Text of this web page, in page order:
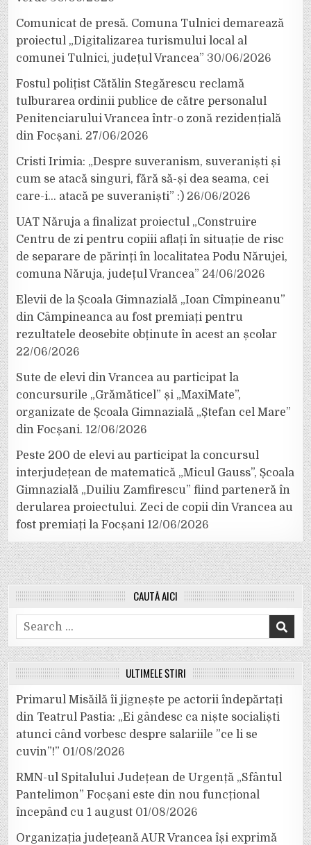
Comunicat de presă. Comuna Tulnici demarează
proiectul „Digitalizarea turismului local al
comunei Tulnici, județul Vrancea” 30/06/2026
Fostul polițist Cătălin Stegărescu reclamă
tulburarea ordinii publice de către personalul
Penitenciarului Vrancea într-o zonă rezidențială
din Focșani. 27/06/2026
Cristi Irimia: „Despre suveranism, suveraniști și
cum se atacă singuri, fără să-și dea seama, cei
care-i… atacă pe suveraniști” :) 26/06/2026
UAT Năruja a finalizat proiectul „Construire
Centru de zi pentru copiii aflați în situație de risc
de separare de părinți în localitatea Podu Nărujei,
comuna Năruja, județul Vrancea” 24/06/2026
Elevii de la Școala Gimnazială „Ioan Cîmpineanu”
din Câmpineanca au fost premiați pentru
rezultatele deosebite obținute în acest an școlar
22/06/2026
Sute de elevi din Vrancea au participat la
concursurile „Grămăticel” și „MaxiMate”,
organizate de Școala Gimnazială „Ștefan cel Mare”
din Focșani. 12/06/2026
Peste 200 de elevi au participat la concursul
interjudețean de matematică „Micul Gauss”, Școala
Gimnazială „Duiliu Zamfirescu” fiind parteneră în
derularea proiectului. Zeci de copii din Vrancea au
fost premiați la Focșani 12/06/2026
CAUTĂ AICI
Search
for:
ULTIMELE ȘTIRI
Primarul Misăilă îi jignește pe actorii îndepărtați
din Teatrul Pastia: „Ei gândesc ca niște socialiști
atunci când vorbesc despre salariile ”ce li se
cuvin”!” 01/08/2026
RMN-ul Spitalului Județean de Urgență „Sfântul
Pantelimon” Focșani este din nou funcțional
începând cu 1 august 01/08/2026
Organizația județeană AUR Vrancea își exprimă